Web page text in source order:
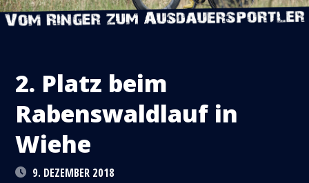
2. Platz beim
Rabenswaldlauf in
Wiehe
9. DEZEMBER 2018